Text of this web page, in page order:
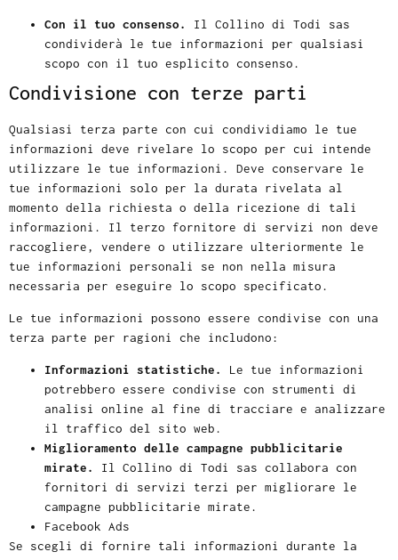
Con il tuo consenso.
Il Collino di Todi sas
condividerà le tue informazioni per qualsiasi
scopo con il tuo esplicito consenso.
Condivisione con terze parti
Qualsiasi terza parte con cui condividiamo le tue
informazioni deve rivelare lo scopo per cui intende
utilizzare le tue informazioni. Deve conservare le
tue informazioni solo per la durata rivelata al
momento della richiesta o della ricezione di tali
informazioni. Il terzo fornitore di servizi non deve
raccogliere, vendere o utilizzare ulteriormente le
tue informazioni personali se non nella misura
necessaria per eseguire lo scopo specificato.
Le tue informazioni possono essere condivise con una
terza parte per ragioni che includono:
Informazioni statistiche.
Le tue informazioni
potrebbero essere condivise con strumenti di
analisi online al fine di tracciare e analizzare
il traffico del sito web.
Miglioramento delle campagne pubblicitarie
mirate.
Il Collino di Todi sas collabora con
fornitori di servizi terzi per migliorare le
campagne pubblicitarie mirate.
Facebook Ads
Se scegli di fornire tali informazioni durante la